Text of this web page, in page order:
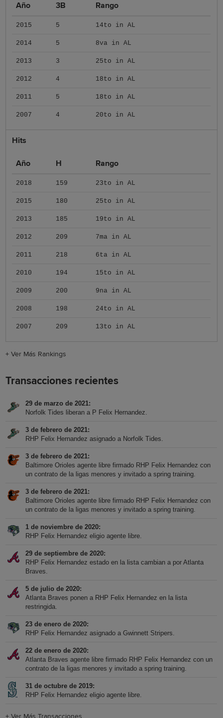
Año 3B Rango
2015 5 14to in AL
2014 5 8va in AL
2013 3 25to in AL
2012 4 18to in AL
2011 5 18to in AL
2007 4 20to in AL
Hits
Año H Rango
2018 159 23to in AL
2015 180 25to in AL
2013 185 19to in AL
2012 209 7ma in AL
2011 218 6ta in AL
2010 194 15to in AL
2009 200 9na in AL
2008 198 24to in AL
2007 209 13to in AL
+Ver Más Rankings
Transacciones recientes
29 de marzo de 2021
Norfolk Tides liberan a P Felix Hernandez.
3 de febrero de 2021
RHP Felix Hernandez asignado a Norfolk Tides.
3 de febrero de 2021
Baltimore Orioles agente libre firmado RHP Felix Hernandez con
un contrato de la ligas menores y invitado a spring training.
3 de febrero de 2021
Baltimore Orioles agente libre firmado RHP Felix Hernandez con
un contrato de la ligas menores y invitado a spring training.
1 de noviembre de 2020
RHP Felix Hernandez eligio agente libre.
29 de septiembre de 2020
RHP Felix Hernandez estado en la lista cambian a por Atlanta
Braves.
5 de julio de 2020
Atlanta Braves ponen a RHP Felix Hernandez en la lista
restringida.
23 de enero de 2020
RHP Felix Hernandez asignado a Gwinnett Stripers.
22 de enero de 2020
Atlanta Braves agente libre firmado RHP Felix Hernandez con un
contrato de la ligas menores y invitado a spring training.
31 de octubre de 2019
RHP Felix Hernandez eligio agente libre.